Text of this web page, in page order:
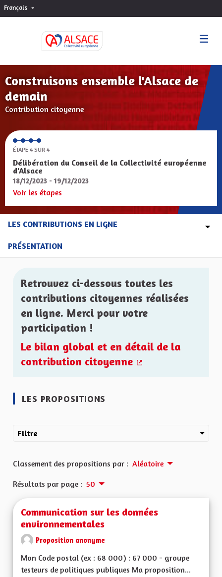
Français Choisir la langue
Construisons ensemble l'Alsace de
demain
Contribution citoyenne
ÉTAPE 4 SUR 4
Délibération du Conseil de la Collectivité européenne
d'Alsace
18/12/2023 - 19/12/2023
Voir les étapes
LES CONTRIBUTIONS EN LIGNE
PRÉSENTATION
Retrouvez ci-dessous toutes les
contributions citoyennes réalisées
en ligne. Merci pour votre
participation !
Le bilan global et en détail de la
contribution citoyenne
LES PROPOSITIONS
Filtre
Classement des propositions par : Aléatoire
Résultats par page : 50
Communication sur les données
environnementales
Proposition anonyme
Mon Code postal (ex : 68 000) : 67 000 - groupe
testeurs de politiques publiques Ma proposition...